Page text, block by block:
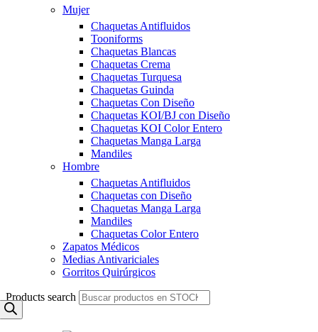
Mujer
Chaquetas Antifluidos
Tooniforms
Chaquetas Blancas
Chaquetas Crema
Chaquetas Turquesa
Chaquetas Guinda
Chaquetas Con Diseño
Chaquetas KOI/BJ con Diseño
Chaquetas KOI Color Entero
Chaquetas Manga Larga
Mandiles
Hombre
Chaquetas Antifluidos
Chaquetas con Diseño
Chaquetas Manga Larga
Mandiles
Chaquetas Color Entero
Zapatos Médicos
Medias Antivariciales
Gorritos Quirúrgicos
Products search